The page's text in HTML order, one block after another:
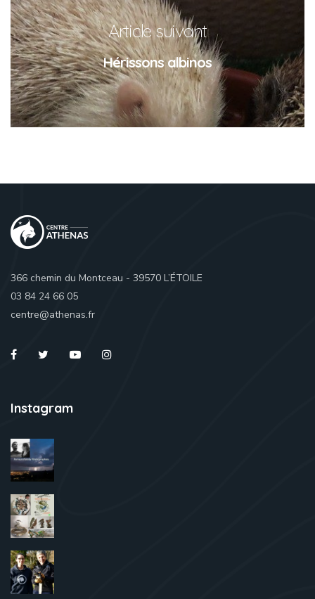
Article suivant
Hérissons albinos
366 chemin du Montceau - 39570 L’ÉTOILE
03 84 24 66 05
centre@athenas.fr
Instagram